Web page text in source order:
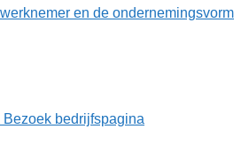
en de ondernemingsvorm
Bezoek bedrijfspagina